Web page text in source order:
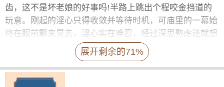
齿，这不是坏老娘的好事吗!半路上跳出个程咬金挡道的
玩意。刚起的淫心只得收敛并等待时机，可庙里的一幕始
终在眼前飘来晃去，淫心实在难忍，经过深思熟虑还就想
展开剩余的71%